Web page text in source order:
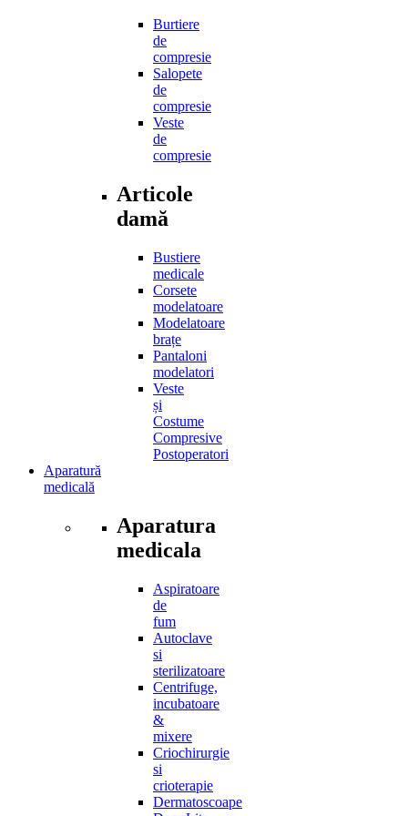
Burtiere
de
compresie
Salopete
de
compresie
Veste
de
compresie
Articole
damă
Bustiere
medicale
Corsete
modelatoare
Modelatoare
brațe
Pantaloni
modelatori
Veste
și
Costume
Compresive
Postoperatori
Aparatură
medicală
Aparatura
medicala
Aspiratoare
de
fum
Autoclave
si
sterilizatoare
Centrifuge,
incubatoare
&
mixere
Criochirurgie
si
crioterapie
Dermatoscoape